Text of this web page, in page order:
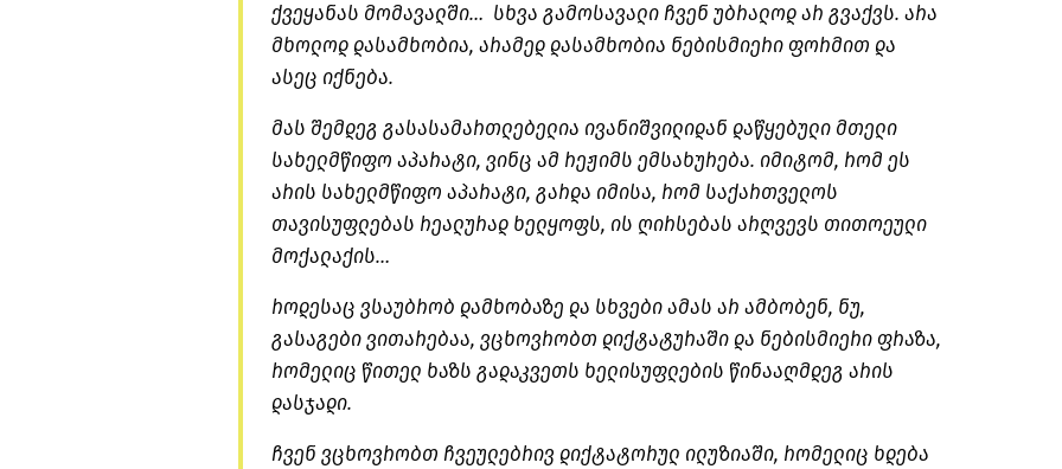
ქვეყანას მომავალში… სხვა გამოსავალი ჩვენ უბრალოდ არ გვაქვს. არა
მხოლოდ დასამხობია, არამედ დასამხობია ნებისმიერი ფორმით და
ასეც იქნება.
მას შემდეგ გასასამართლებელია ივანიშვილიდან დაწყებული მთელი
სახელმწიფო აპარატი, ვინც ამ რეჟიმს ემსახურება. იმიტომ, რომ ეს
არის სახელმწიფო აპარატი, გარდა იმისა, რომ საქართველოს
თავისუფლებას რეალურად ხელყოფს, ის ღირსებას არღვევს თითოეული
მოქალაქის…
როდესაც ვსაუბრობ დამხობაზე და სხვები ამას არ ამბობენ, ნუ,
გასაგები ვითარებაა, ვცხოვრობთ დიქტატურაში და ნებისმიერი ფრაზა,
რომელიც წითელ ხაზს გადაკვეთს ხელისუფლების წინააღმდეგ არის
დასჯადი.
ჩვენ ვცხოვრობთ ჩვეულებრივ დიქტატორულ ილუზიაში, რომელიც ხდება